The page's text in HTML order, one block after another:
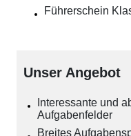
Führerschein
Unser Angebot
Interessante und
Aufgabenfelder
Breites